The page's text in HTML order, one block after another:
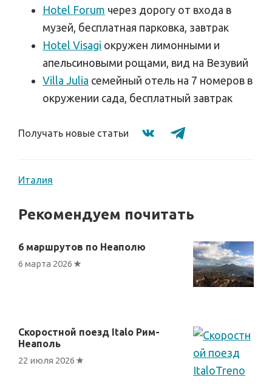
Hotel Forum через дорогу от входа в
музей, бесплатная парковка, завтрак
Hotel Visagi окружен лимонными и
апельсиновыми рощами, вид на Везувий
Villa Julia семейный отель на 7 номеров в
окружении сада, бесплатный завтрак
Получать новые статьи
Италия
Рекомендуем почитать
6 маршрутов по Неаполю
6 марта 2026
Скоростной поезд Italo Рим-
Неаполь
22 июля 2026